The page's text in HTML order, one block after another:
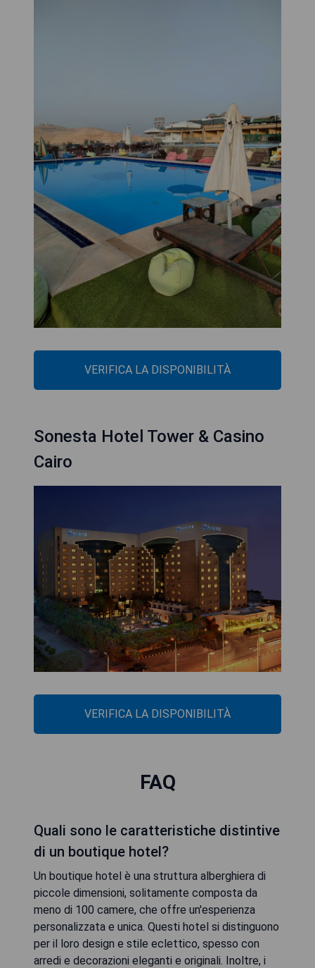
VERIFICA LA DISPONIBILITÀ
Sonesta Hotel Tower & Casino
Cairo
VERIFICA LA DISPONIBILITÀ
FAQ
Quali sono le caratteristiche distintive
di un boutique hotel?
Un boutique hotel è una struttura alberghiera di
piccole dimensioni, solitamente composta da
meno di 100 camere, che offre un'esperienza
personalizzata e unica. Questi hotel si distinguono
per il loro design e stile eclettico, spesso con
arredi e decorazioni eleganti e originali. Inoltre, i